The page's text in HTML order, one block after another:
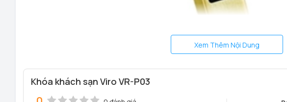
Khóa khách sạn Viro smart lock VR-P03
Chức năng Mở khóa thẻ, + chìa cơ
Xem Thêm Nội Dung
Khóa khách sạn Viro VR-P03